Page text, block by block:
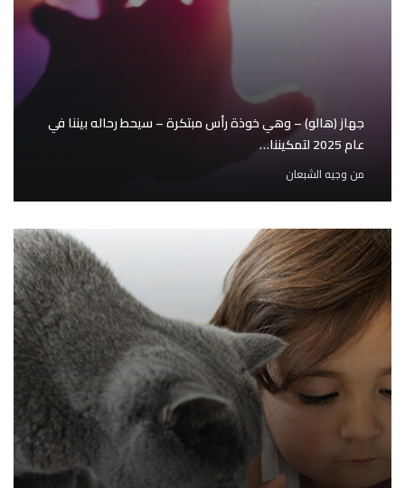
جهاز (هالو) – وهي خوذة رأس مبتكرة – سيحط رحاله بيننا في
عام 2025 لتمكيننا…
من وجيه الشبعان